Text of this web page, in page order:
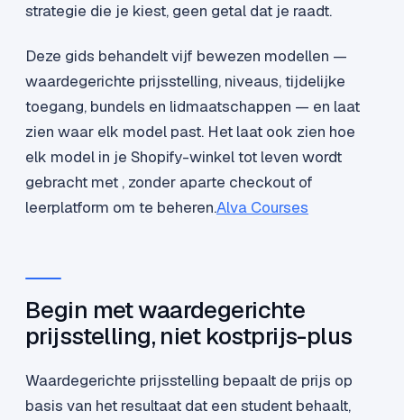
strategie die je kiest, geen getal dat je raadt.
Deze gids behandelt vijf bewezen modellen —
waardegerichte prijsstelling, niveaus, tijdelijke
toegang, bundels en lidmaatschappen — en laat
zien waar elk model past. Het laat ook zien hoe
elk model in je Shopify-winkel tot leven wordt
gebracht met , zonder aparte checkout of
leerplatform om te beheren.Alva Courses
Begin met waardegerichte
prijsstelling, niet kostprijs-plus
Waardegerichte prijsstelling bepaalt de prijs op
basis van het resultaat dat een student behaalt,